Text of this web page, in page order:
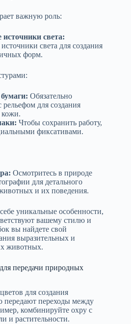
важную роль:
света:
света для создания
форм.
Обязательно
для создания
кожи.
Чтобы сохранить работу,
фиксативами.
Осмотритесь в природе
для детального
и их поведения.
уникальные особенности,
вашему стилю и
вы найдете свой
выразительных и
животных.
передачи природных
для создания
передают переходы между
комбинируйте охру с
и растительности.